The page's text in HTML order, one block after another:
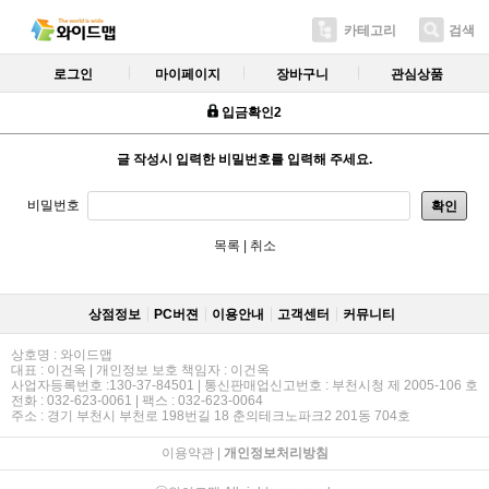
카테고리 검색
로그인 마이페이지 장바구니 관심상품
입금확인2
글 작성시 입력한 비밀번호를 입력해 주세요.
비밀번호 확인
목록 취소
상점정보 PC버젼 이용안내 고객센터 커뮤니티
상호명 : 와이드맵
대표 : 이건옥 | 개인정보 보호 책임자 : 이건옥
사업자등록번호 :130-37-84501 | 통신판매업신고번호 : 부천시청 제 2005-106 호
전화 : 032-623-0061 | 팩스 : 032-623-0064
주소 : 경기 부천시 부천로 198번길 18 춘의테크노파크2 201동 704호
이용약관| 개인정보처리방침